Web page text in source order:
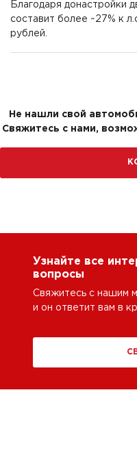
Благодаря донастройки
составит более ~27% к
рублей.
Не нашли свой
Свяжитесь с нами,
Узнайте все
вопросы
Свяжитесь с нашим
и он ответит вам в